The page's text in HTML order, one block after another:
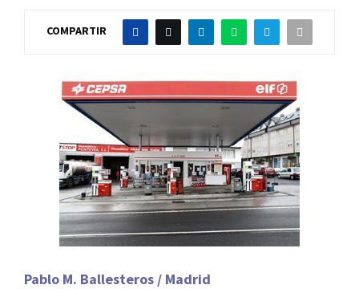
COMPARTIR
Pablo M. Ballesteros / Madrid